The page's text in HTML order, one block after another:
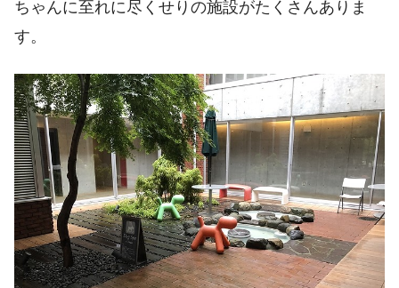
ちゃんに至れに尽くせりの施設がたくさんありま
す。